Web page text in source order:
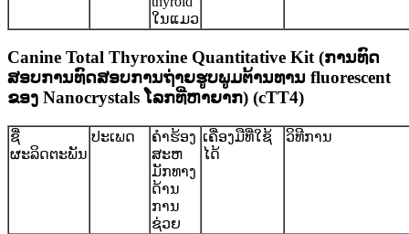
ໃນແມວ
Canine Total Thyroxine Quantitative Kit (ການ​ທົດ​
ສອບ​ການ​ທົດ​ສອບ​ການ​ຖ່າຍ​ຮູບ​ພູມ​ຕ້ານ​ທານ fluorescent
ຂອງ Nanocrystals ໂລກ​ທີ່​ຫາ​ຍາກ​) (cTT4​)
ຊື່
ຜະລິດຕະພັນ
ປະເພດ
ຄໍາຮ້ອງ
ສະຫ
ມັກທາງ
ດ້ານ
ການ
ຊ່ວຍ
ເຄື່ອງມືທີ່ໃຊ້
ໄດ້
ວິທີການ